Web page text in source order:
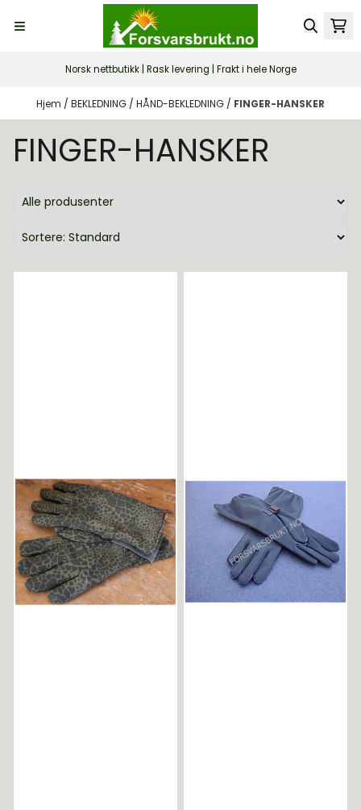
Norsk nettbutikk | Rask levering | Frakt i hele Norge
Hjem / BEKLEDNING / HÅND-BEKLEDNING / FINGER-HANSKER
FINGER-HANSKER